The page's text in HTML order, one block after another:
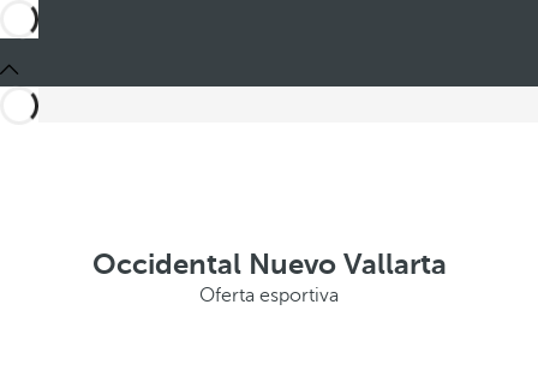
Occidental Nuevo Vallarta
Oferta esportiva